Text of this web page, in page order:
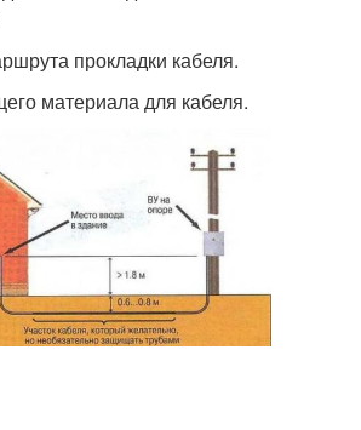
прокладки кабеля.
материала для кабеля.